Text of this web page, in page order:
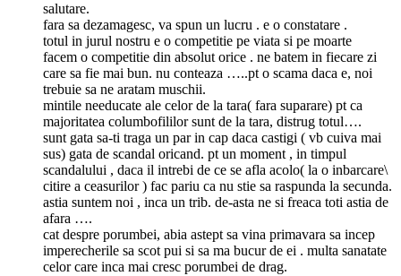
salutare.
fara sa dezamagesc, va spun un lucru . e o constatare .
totul in jurul nostru e o competitie pe viata si pe moarte
facem o competitie din absolut orice . ne batem in fiecare zi
care sa fie mai bun. nu conteaza …..pt o scama daca e, noi
trebuie sa ne aratam muschii.
mintile needucate ale celor de la tara( fara suparare) pt ca
majoritatea columbofililor sunt de la tara, distrug totul….
sunt gata sa-ti traga un par in cap daca castigi ( vb cuiva mai
sus) gata de scandal oricand. pt un moment , in timpul
scandalului , daca il intrebi de ce se afla acolo( la o inbarcare\
citire a ceasurilor ) fac pariu ca nu stie sa raspunda la secunda.
astia suntem noi , inca un trib. de-asta ne si freaca toti astia de
afara ….
cat despre porumbei, abia astept sa vina primavara sa incep
imperecherile sa scot pui si sa ma bucur de ei . multa sanatate
celor care inca mai cresc porumbei de drag.